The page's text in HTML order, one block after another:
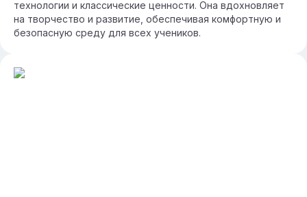
технологии и классические ценности. Она вдохновляет
на творчество и развитие, обеспечивая комфортную и
безопасную среду для всех учеников.